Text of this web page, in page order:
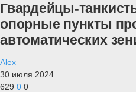
Гвардейцы-
опорные пункты
автоматических
Alex
30 июля 2024
629 0 0